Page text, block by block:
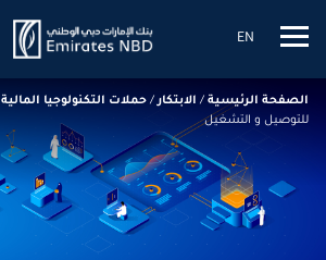
Mobile menu
EN
الصفحة الرئيسية / الابتكار/ حملات التكنولوجيا المالية
للتوصيل و التشغيل